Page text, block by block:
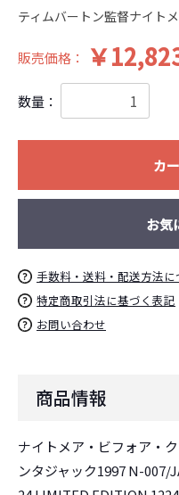
ティムバートン監督ナイト
販売価格： ￥
数量：
カ
お気
手数料・送料・配送方法に
特定商取引法に基づく表記
お問い合わせ
商品情報
ナイトメア・ビフォア・
ンタジャック1997 N-007/